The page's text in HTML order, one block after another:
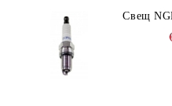
Свещ